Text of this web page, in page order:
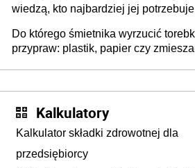
stołecznych
wiedzą, kto najbardziej jej
Do którego śmietnika wyrzucić
przypraw: plastik, papier czy
Kalkulatory
Kalkulator składki zdrowotnej dla
przedsiębiorcy